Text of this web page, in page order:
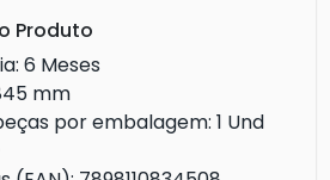
Produto
6 Meses
mm
por embalagem: 1 Und